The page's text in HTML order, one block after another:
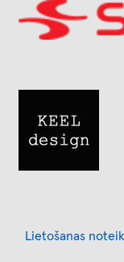
Image
Lietošanas